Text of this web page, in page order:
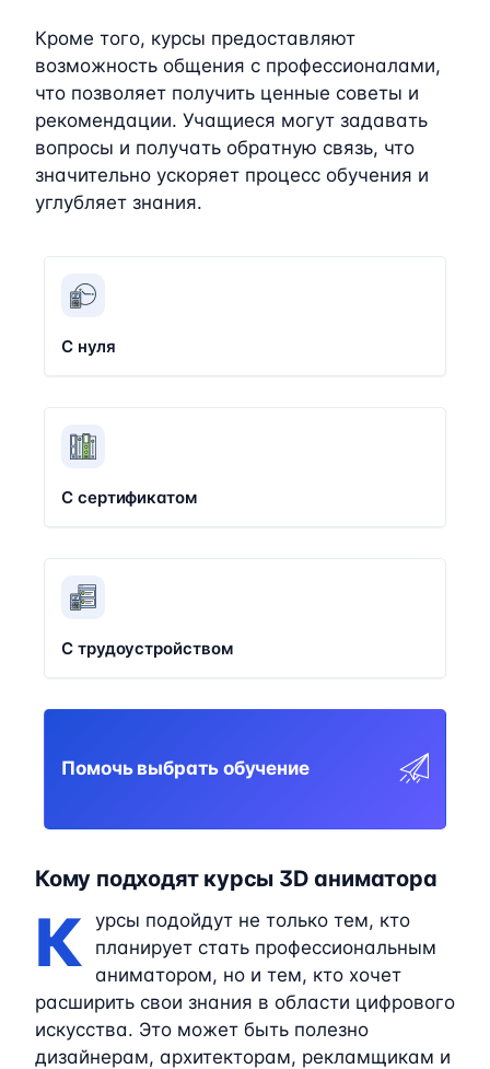
Кроме того, курсы предоставляют
возможность общения с профессионалами,
что позволяет получить ценные советы и
рекомендации. Учащиеся могут задавать
вопросы и получать обратную связь, что
значительно ускоряет процесс обучения и
углубляет знания.
С нуля
С сертификатом
С трудоустройством
Помочь выбрать обучение
Кому подходят курсы 3D аниматора
К
урсы подойдут не только тем, кто
планирует стать профессиональным
аниматором, но и тем, кто хочет
расширить свои знания в области цифрового
искусства. Это может быть полезно
дизайнерам, архитекторам, рекламщикам и